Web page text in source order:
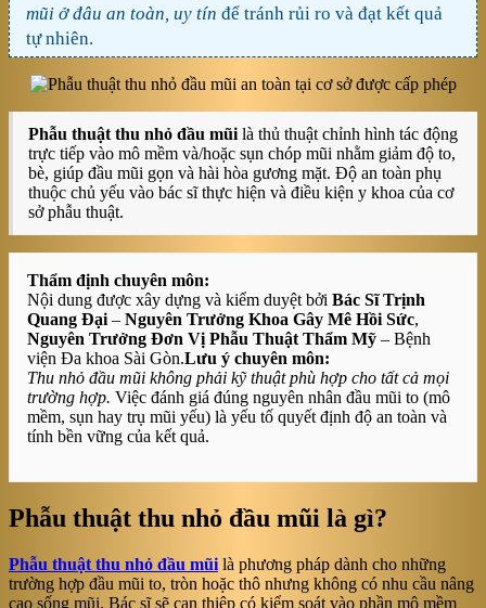
mũi ở đâu an toàn, uy tín để tránh rủi ro và đạt kết quả
tự nhiên.
Phẫu thuật thu nhỏ đầu mũi là thủ thuật chỉnh hình tác động
trực tiếp vào mô mềm và/hoặc sụn chóp mũi nhằm giảm độ to,
bè, giúp đầu mũi gọn và hài hòa gương mặt. Độ an toàn phụ
thuộc chủ yếu vào bác sĩ thực hiện và điều kiện y khoa của cơ
sở phẫu thuật.
Thẩm định chuyên môn:
Nội dung được xây dựng và kiểm duyệt bởi Bác Sĩ Trịnh
Quang Đại – Nguyên Trưởng Khoa Gây Mê Hồi Sức,
Nguyên Trưởng Đơn Vị Phẫu Thuật Thẩm Mỹ – Bệnh
viện Đa khoa Sài Gòn.Lưu ý chuyên môn:
Thu nhỏ đầu mũi không phải kỹ thuật phù hợp cho tất cả mọi
trường hợp. Việc đánh giá đúng nguyên nhân đầu mũi to (mô
mềm, sụn hay trụ mũi yếu) là yếu tố quyết định độ an toàn và
tính bền vững của kết quả.
Phẫu thuật thu nhỏ đầu mũi là gì?
Phẫu thuật thu nhỏ đầu mũi là phương pháp dành cho những
trường hợp đầu mũi to, tròn hoặc thô nhưng không có nhu cầu nâng
cao sống mũi. Bác sĩ sẽ can thiệp có kiểm soát vào phần mô mềm